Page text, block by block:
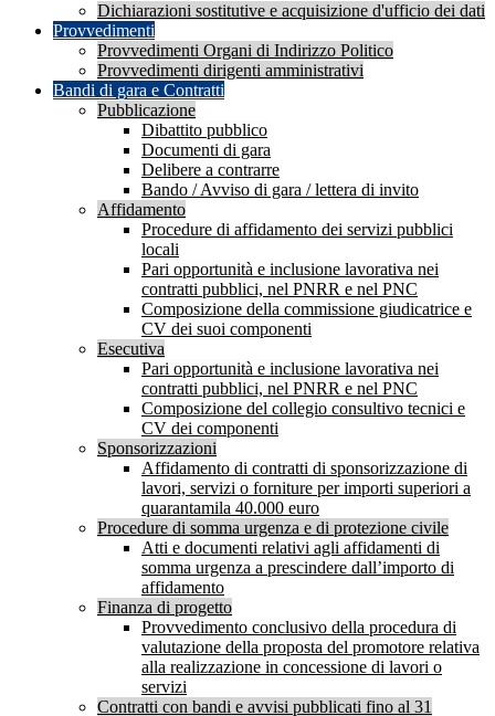
Dichiarazioni sostitutive e acquisizione d'ufficio dei dati
Provvedimenti
Provvedimenti Organi di Indirizzo Politico
Provvedimenti dirigenti amministrativi
Bandi di gara e Contratti
Pubblicazione
Dibattito pubblico
Documenti di gara
Delibere a contrarre
Bando / Avviso di gara / lettera di invito
Affidamento
Procedure di affidamento dei servizi pubblici
locali
Pari opportunità e inclusione lavorativa nei
contratti pubblici, nel PNRR e nel PNC
Composizione della commissione giudicatrice e
CV dei suoi componenti
Esecutiva
Pari opportunità e inclusione lavorativa nei
contratti pubblici, nel PNRR e nel PNC
Composizione del collegio consultivo tecnici e
CV dei componenti
Sponsorizzazioni
Affidamento di contratti di sponsorizzazione di
lavori, servizi o forniture per importi superiori a
quarantamila 40.000 euro
Procedure di somma urgenza e di protezione civile
Atti e documenti relativi agli affidamenti di
somma urgenza a prescindere dall’importo di
affidamento
Finanza di progetto
Provvedimento conclusivo della procedura di
valutazione della proposta del promotore relativa
alla realizzazione in concessione di lavori o
servizi
Contratti con bandi e avvisi pubblicati fino al 31